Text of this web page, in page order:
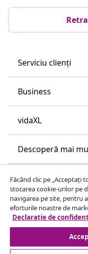
Serviciu clienți
Business
vidaXL
Descoperă mai
Făcând clic pe „Acceptați
stocarea cookie-urilor pe
navigarea pe site, pentru
eforturile noastre de
Declarație de